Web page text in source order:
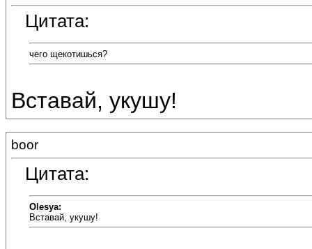
Цитата:
чего щекотишься?
Вставай, укушу!
boor
Цитата:
Olesya:
Вставай, укушу!